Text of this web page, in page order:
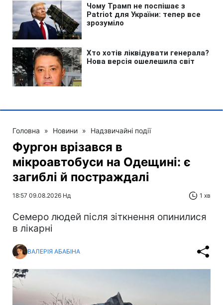
Головна » Новини » Надзвичайні події
Фургон врізався в
мікроавтобуси на Одещині: є
загиблі й постраждалі
18:57 09.08.2026 Нд 1 хв
Cемеро людей після зіткнення опинилися
в лікарні
ВАЛЕРІЯ АБАБІНА